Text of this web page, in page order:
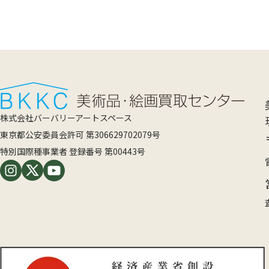
株式会社バーバリーアートスペース
東京都公安委員会許可 第306629702079号
特別国際種事業者 登録番号 第00443号